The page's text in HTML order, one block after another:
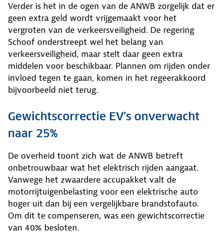
Verder is het in de ogen van de ANWB zorgelijk dat er
geen extra geld wordt vrijgemaakt voor het
vergroten van de verkeersveiligheid. De regering
Schoof onderstreept wel het belang van
verkeersveiligheid, maar stelt daar geen extra
middelen voor beschikbaar. Plannen om rijden onder
invloed tegen te gaan, komen in het regeerakkoord
bijvoorbeeld niet terug.
Gewichtscorrectie EV’s onverwacht
naar 25%
De overheid toont zich wat de ANWB betreft
onbetrouwbaar wat het elektrisch rijden aangaat.
Vanwege het zwaardere accupakket valt de
motorrijtuigenbelasting voor een elektrische auto
hoger uit dan bij een vergelijkbare brandstofauto.
Om dit te compenseren, was een gewichtscorrectie
van 40% besloten.